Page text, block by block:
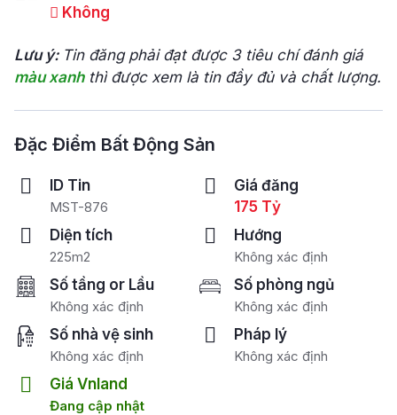
Không
Lưu ý: Tin đăng phải đạt được 3 tiêu chí đánh giá
màu xanhthì được xem là tin đầy đủ và chất lượng.
Đặc Điểm Bất Động Sản
ID Tin
MST-876
Giá đăng
175 Tỷ
Diện tích
225m2
Hướng
Không xác định
Số tầng or Lầu
Không xác định
Số phòng ngủ
Không xác định
Số nhà vệ sinh
Không xác định
Pháp lý
Không xác định
Giá Vnland
Đang cập nhật